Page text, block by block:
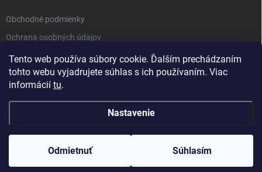
Tento web používa súbory cookie. Ďalším prechádzaním
tohto webu vyjadrujete súhlas s ich používaním. Viac
informácií tu.
Nastavenie
Odmietnuť Súhlasím
Obchodné podmienky
Ochrana osobných údajov
Reklamačný poriadok
Odstúpenie od zmluvy
Vytvoril Shoptet
Copyright 2026Svetoveklbka.sk . Všetky práva vyhradené.